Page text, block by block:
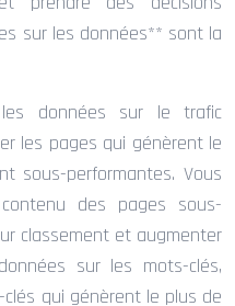
sur les données** sont la
données sur le trafic
les pages qui génèrent le
sous-performantes. Vous
des pages sous-
classement et augmenter
sur les mots-clés,
qui génèrent le plus de